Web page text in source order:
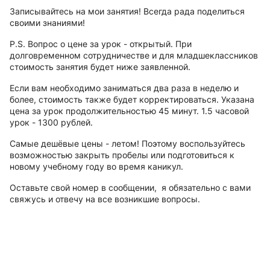
Записывайтесь на мои занятия! Всегда рада поделиться
своими знаниями!
P.S. Вопрос о цене за урок - открытый. При
долговременном сотрудничестве и для младшеклассников
стоимость занятия будет ниже заявленной.
Если вам необходимо заниматься два раза в неделю и
более, стоимость также будет корректироваться. Указана
цена за урок продолжительностью 45 минут. 1.5 часовой
урок - 1300 рублей.
Самые дешёвые цены - летом! Поэтому воспользуйтесь
возможностью закрыть пробелы или подготовиться к
новому учебному году во время каникул.
Оставьте свой номер в сообщении, я обязательно с вами
свяжусь и отвечу на все возникшие вопросы.